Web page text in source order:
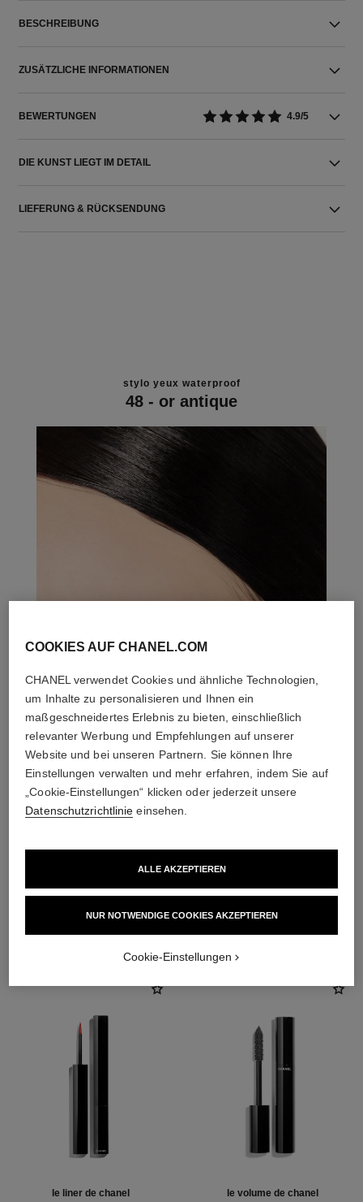
BESCHREIBUNG
ZUSÄTZLICHE INFORMATIONEN
BEWERTUNGEN 4.9/5
DIE KUNST LIEGT IM DETAIL
LIEFERUNG & RÜCKSENDUNG
stylo yeux waterproof
48 - or antique
DIE PERFEKTE KOMBINATION
le liner de chanel le volume de chanel
COOKIES AUF CHANEL.COM
CHANEL verwendet Cookies und ähnliche Technologien,
um Inhalte zu personalisieren und Ihnen ein
maßgeschneidertes Erlebnis zu bieten, einschließlich
relevanter Werbung und Empfehlungen auf unserer
Website und bei unseren Partnern. Sie können Ihre
Einstellungen verwalten und mehr erfahren, indem Sie auf
„Cookie-Einstellungen“ klicken oder jederzeit unsere
Datenschutzrichtlinie einsehen.
NUR NOTWENDIGE COOKIES AKZEPTIEREN
ALLE AKZEPTIEREN
Cookie-Einstellungen